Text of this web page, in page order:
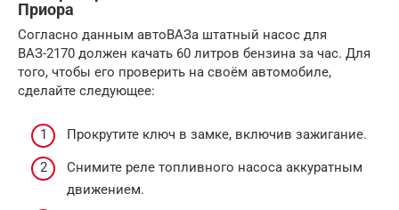
Приора
Согласно данным автоВАЗа штатный насос для
ВАЗ-2170 должен качать 60 литров бензина за час. Для
того, чтобы его проверить на своём автомобиле,
сделайте следующее:
Прокрутите ключ в замке, включив зажигание.
Снимите реле топливного насоса аккуратным
движением.